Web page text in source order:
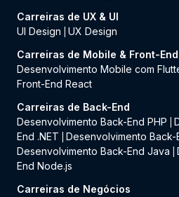
Carreiras de UX & UI
UI Design
UX Design
Carreiras de Mobile & Front-End
Desenvolvimento Mobile com
Front-End React
Carreiras de Back-End
Desenvolvimento Back-End PHP
End .NET
Desenvolvimento Back-
Desenvolvimento Back-End Java
End Node.js
Carreiras de Negócios